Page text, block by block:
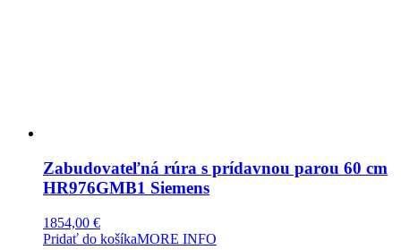
Zabudovateľná rúra s prídavnou parou 60 cm
HR976GMB1 Siemens
1854,00 €
Pridať do košíkaMORE INFO